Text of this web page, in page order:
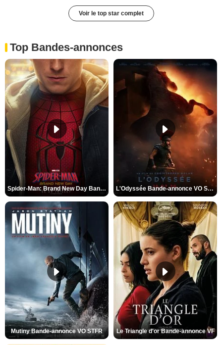
Voir le top star complet
Top Bandes-annonces
Spider-Man: Brand New Day Bande-annonce VO STFR L'Odyssée Bande-annonce VO STFR
Mutiny Bande-annonce VO STFR Le Triangle d'or Bande-annonce VF